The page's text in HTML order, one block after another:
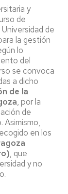
y
de
de
la gestión
lo
del
se convoca
a dicho
de la
, por la
de
Asimismo,
en los
, que
y no